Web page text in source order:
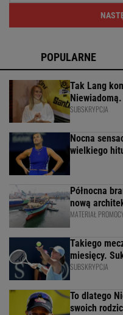
POPULARNE
Tak Lang
SUBSKRYPCJA
Nocna
wielkiego
Północna
nową
MATERIAŁ
Takiego
miesięcy.
SUBSKRYPCJA
To dlatego
swoich